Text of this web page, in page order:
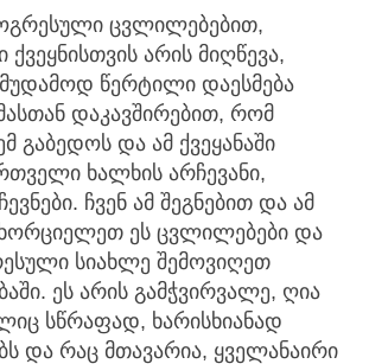
ცვლილებებით,
არის მიღწევა,
წერტილი დაესმება
დაკავშირებით, რომ
გაბედოს და ამ ქვეყანაში
ხალხის არჩევანი,
ჩვენ ამ შეგნებით და ამ
ეს ცვლილებები და
სიახლე შემოვიღეთ
ეს არის გამჭვირვალე, ღია
სწრაფად, ხარისხიანად
და რაც მთავარია, ყველანაირი